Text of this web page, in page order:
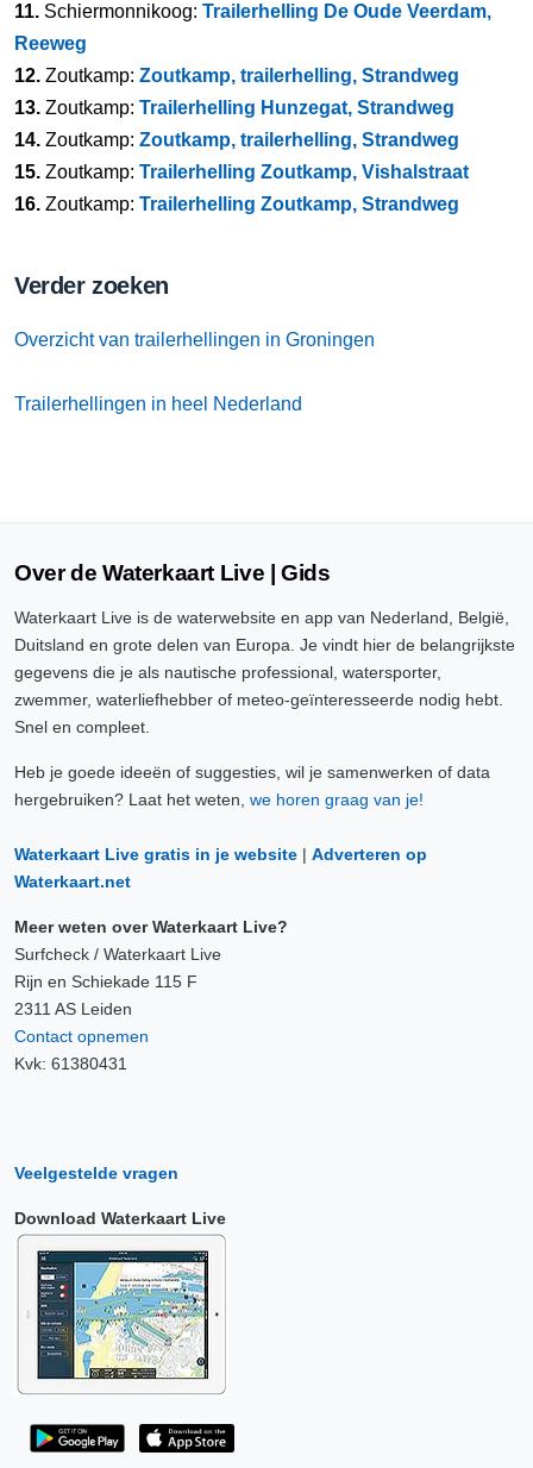
11. Schiermonnikoog: Trailerhelling De Oude Veerdam,
Reeweg
12. Zoutkamp: Zoutkamp, trailerhelling, Strandweg
13. Zoutkamp: Trailerhelling Hunzegat, Strandweg
14. Zoutkamp: Zoutkamp, trailerhelling, Strandweg
15. Zoutkamp: Trailerhelling Zoutkamp, Vishalstraat
16. Zoutkamp: Trailerhelling Zoutkamp, Strandweg
Verder zoeken
Overzicht van trailerhellingen in Groningen
Trailerhellingen in heel Nederland
Over de Waterkaart Live | Gids
Waterkaart Live is de waterwebsite en app van Nederland, België,
Duitsland en grote delen van Europa. Je vindt hier de belangrijkste
gegevens die je als nautische professional, watersporter,
zwemmer, waterliefhebber of meteo-geïnteresseerde nodig hebt.
Snel en compleet.
Heb je goede ideeën of suggesties, wil je samenwerken of data
hergebruiken? Laat het weten, we horen graag van je!
Waterkaart Live gratis in je website | Adverteren op
Waterkaart.net
Meer weten over Waterkaart Live?
Surfcheck / Waterkaart Live
Rijn en Schiekade 115 F
2311 AS Leiden
Contact opnemen
Kvk: 61380431
Veelgestelde vragen
Download Waterkaart Live